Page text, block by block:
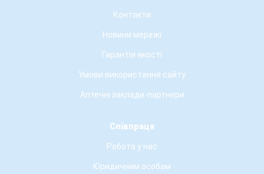
Контакти
Новини мережі
Гарантія якості
Умови використання сайту
Аптечні заклади-партнери
Співпраця
Робота у нас
Юридичним особам